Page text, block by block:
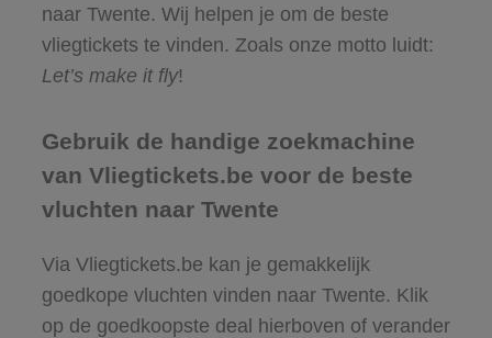
naar Twente. Wij helpen je om de beste
vliegtickets te vinden. Zoals onze motto luidt:
Let’s make it fly!
Gebruik de handige zoekmachine
van Vliegtickets.be voor de beste
vluchten naar Twente
Via Vliegtickets.be kan je gemakkelijk
goedkope vluchten vinden naar Twente. Klik
op de goedkoopste deal hierboven of verander